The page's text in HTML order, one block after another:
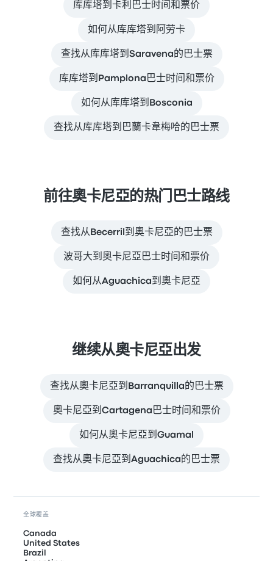
库库塔到卡利巴士时间和票价
如何从库库塔到阿劳卡
查找从库库塔到Saravena的巴士票
库库塔到Pamplona巴士时间和票价
如何从库库塔到Bosconia
查找从库库塔到巴蘭卡韋梅哈的巴士票
前往奧卡尼亞的热门巴士路线
查找从Becerril到奧卡尼亞的巴士票
波哥大到奧卡尼亞巴士时间和票价
如何从Aguachica到奧卡尼亞
继续从奧卡尼亞出发
查找从奧卡尼亞到Barranquilla的巴士票
奧卡尼亞到Cartagena巴士时间和票价
如何从奧卡尼亞到Guamal
查找从奧卡尼亞到Aguachica的巴士票
全球覆盖
Canada
United States
Brazil